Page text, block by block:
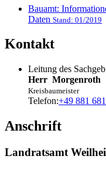
Bauamt:
Daten Stand: 01/2019
Kontakt
Leitung des
Herr Morgenroth
Kreisbaumeister
Telefon:+49 881
Anschrift
Landratsamt